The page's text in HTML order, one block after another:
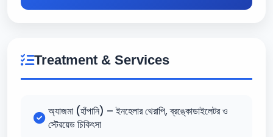
Treatment & Services
অ্যাজমা (হাঁপানি) – ইনহেলার থেরাপি, ব্রঙ্কোডাইলেটর ও
স্টেরয়েড চিকিৎসা